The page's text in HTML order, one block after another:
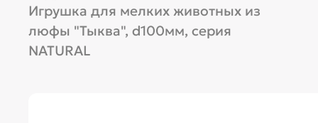
Игрушка для мелких животных из
люфы "Тыква", d100мм, серия
NATURAL